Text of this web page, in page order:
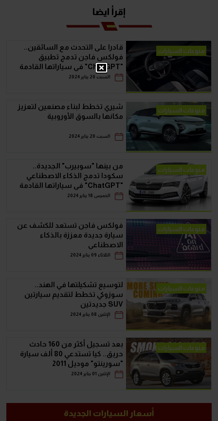
إقرأ ايضا
منوعات السيارات
قادرا على التحدث مع السائقين..
فولكس فاجن تدمج تطبيق
"ChatGPT" في سياراتها القادمة
السبت 20 يناير 2024
منوعات السيارات
شيري تخطط لبناء مصنعين لتعزيز
مكانها بالسوق الأوروبية
السبت 20 يناير 2024
منوعات السيارات
من بينها "سوبيرب" الجديدة..
سكودا تدمج الذكاء الاصطناعي
"ChatGPT" في سياراتها القادمة
الخميس 18 يناير 2024
منوعات السيارات
فولكس فاجن تستعد للكشف عن
سيارة جديدة معززة بالذكاء
الاصطناعي
الثلاثاء 09 يناير 2024
منوعات السيارات
لتوسيع تشكيلتها في الهند..
سوزوكي تخطط لتقديم سيارتين
SUV جديدتين
الإثنين 08 يناير 2024
منوعات السيارات
بعد تسجيل أكثر من 160 حادث
حريق.. كيا تستدعي 80 ألف سيارة
"سورينتو" موديل 2011
الإثنين 01 يناير 2024
أسعار السيارات الجديدة